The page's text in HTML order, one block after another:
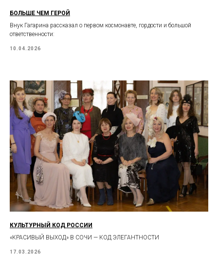
БОЛЬШЕ ЧЕМ ГЕРОЙ
Внук Гагарина рассказал о первом космонавте, гордости и большой
ответственности:
10.04.2026
КУЛЬТУРНЫЙ КОД РОССИИ
«КРАСИВЫЙ ВЫХОД» В СОЧИ — КОД ЭЛЕГАНТНОСТИ
17.03.2026